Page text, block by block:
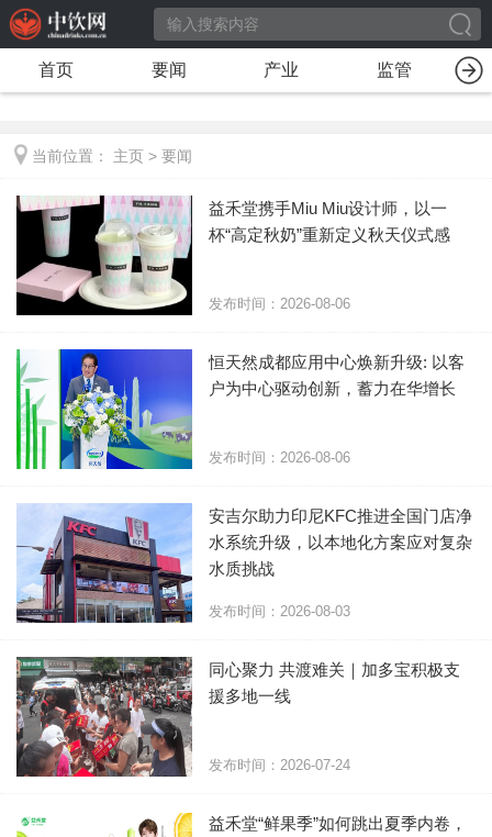
首页 要闻 产业 监管
当前位置： 主页 > 要闻
​益禾堂携手Miu Miu设计师，以一
杯“高定秋奶”重新定义秋天仪式感
发布时间：2026-08-06
恒天然成都应用中心焕新升级: 以客
户为中心驱动创新，蓄力在华增长
发布时间：2026-08-06
安吉尔助力印尼KFC推进全国门店净
水系统升级，以本地化方案应对复杂
水质挑战
发布时间：2026-08-03
同心聚力 共渡难关｜加多宝积极支
援多地一线
发布时间：2026-07-24
​益禾堂“鲜果季”如何跳出夏季内卷，